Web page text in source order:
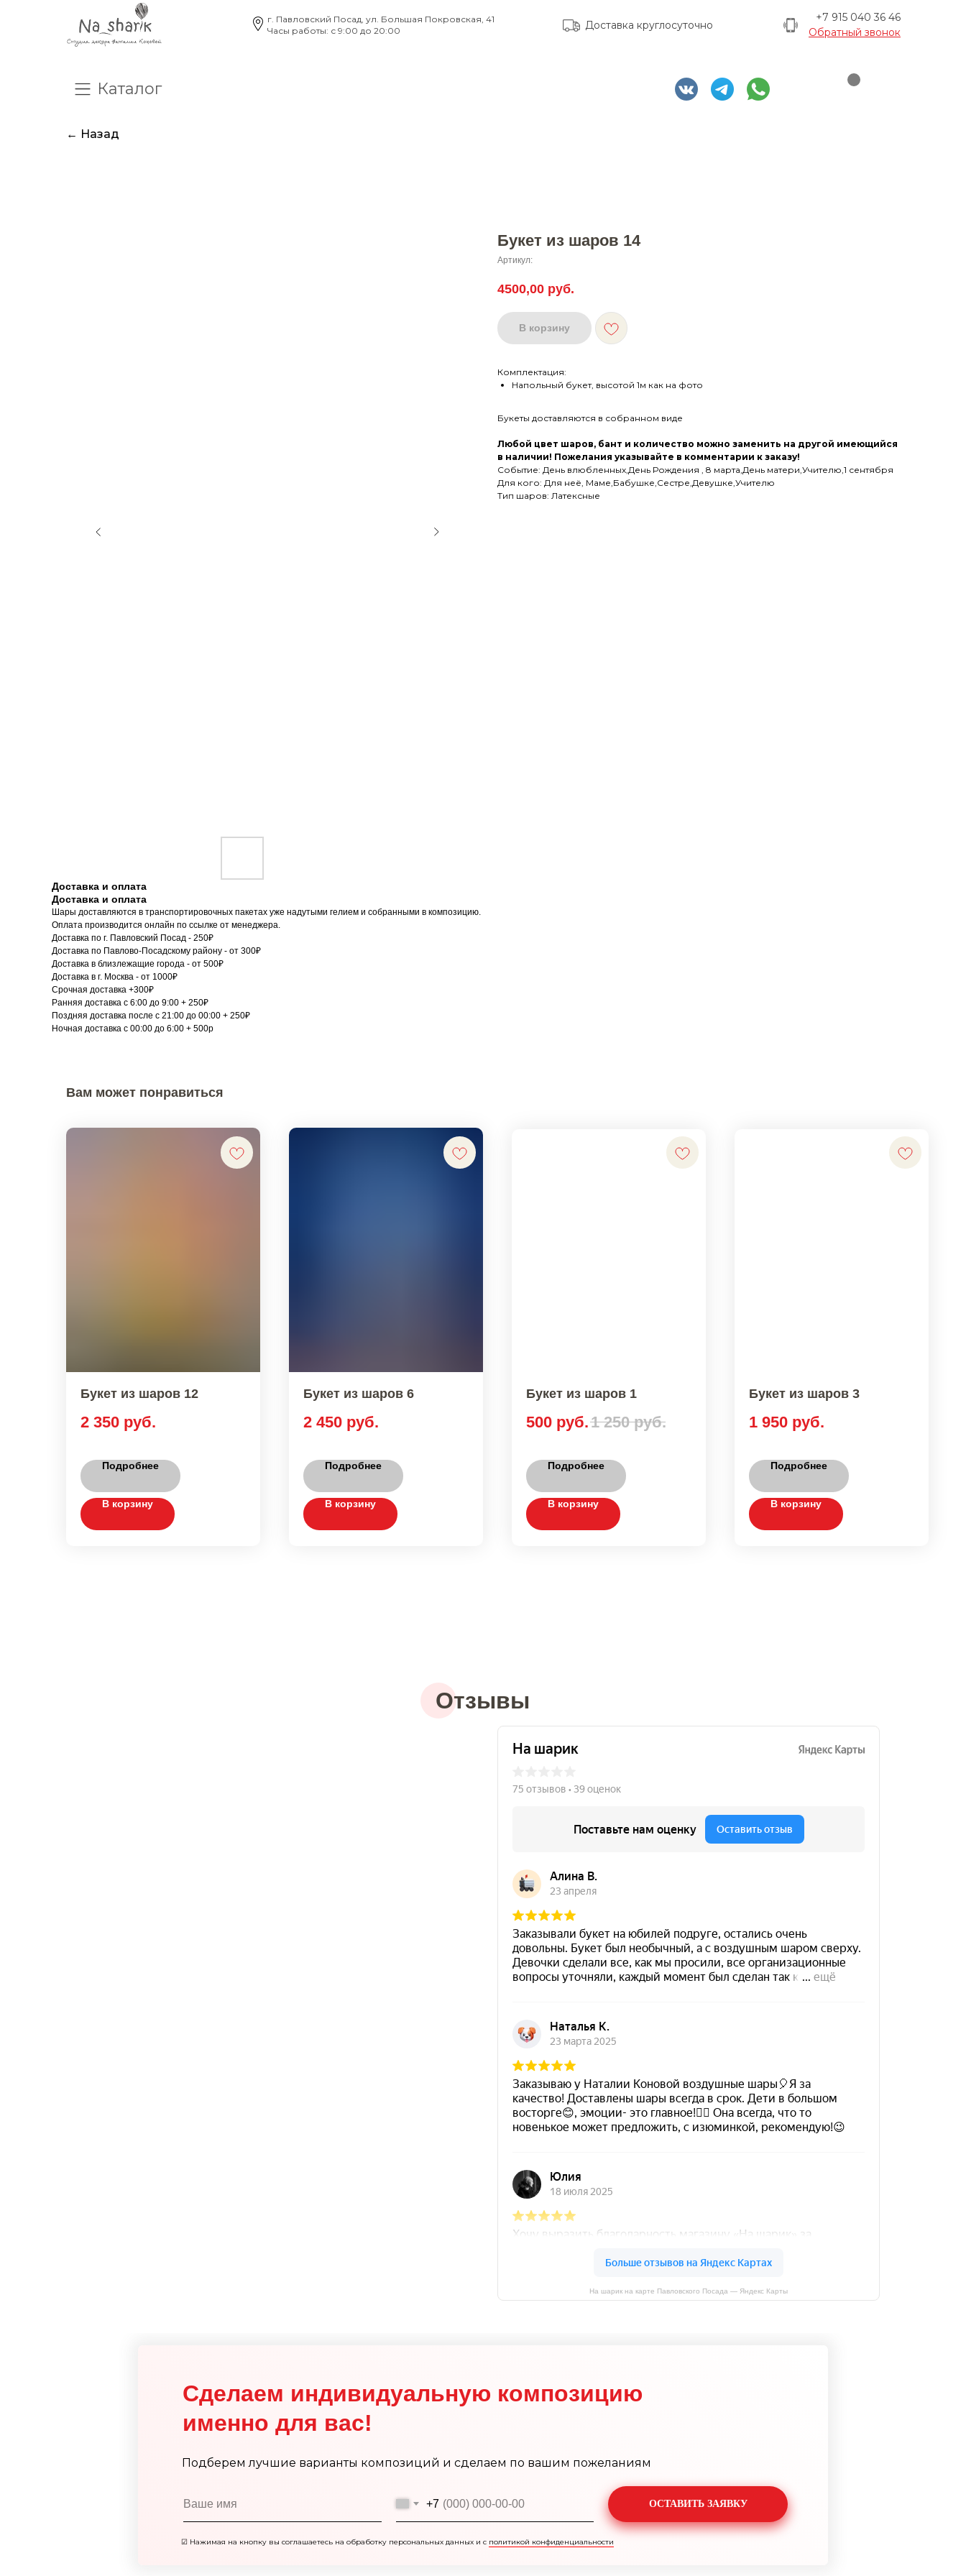
+7 915 040 36 46
Обратный звонок
г. Павловский Посад, ул. Большая Покровская, 41
Часы работы: с 9:00 до 20:00
Доставка круглосуточно
Каталог
← Назад
Букет из шаров 14
Артикул:
4500,00 руб.
В корзину
Комплектация:
Напольный букет, высотой 1м как на фото
Букеты доставляются в собранном виде
Любой цвет шаров, бант и количество можно заменить на другой имеющийся
в наличии! Пожелания указывайте в комментарии к заказу!
Событие: День влюбленных,День Рождения , 8 марта,День матери,Учителю,1 сентября
Для кого: Для неё, Маме,Бабушке,Сестре,Девушке,Учителю
Тип шаров: Латексные
Доставка и оплата
Доставка и оплата
Шары доставляются в транспортировочных пакетах уже надутыми гелием и собранными в композицию.
Оплата производится онлайн по ссылке от менеджера.
Доставка по г. Павловский Посад - 250₽
Доставка по Павлово-Посадскому району - от 300₽
Доставка в близлежащие города - от 500₽
Доставка в г. Москва - от 1000₽
Срочная доставка +300₽
Ранняя доставка с 6:00 до 9:00 + 250₽
Поздняя доставка после с 21:00 до 00:00 + 250₽
Ночная доставка с 00:00 до 6:00 + 500р
Вам может понравиться
Букет из шаров 12
2 350 руб.
Подробнее
В корзину
Букет из шаров 6
2 450 руб.
Подробнее
В корзину
Букет из шаров 1
500 руб.1 250 руб.
Подробнее
В корзину
Букет из шаров 3
1 950 руб.
Подробнее
В корзину
Отзывы
На шарик на карте Павловского Посада — Яндекс Карты
Сделаем индивидуальную композицию
именно для вас!
Подберем лучшие варианты композиций и сделаем по вашим пожеланиям
+7 ОСТАВИТЬ ЗАЯВКУ
☑ Нажимая на кнопку вы соглашаетесь на обработку персональных данных и с политикой конфиденциальности